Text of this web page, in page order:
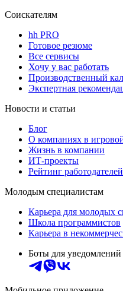
Соискателям
hh PRO
Готовое резюме
Все сервисы
Хочу у вас работать
Производственный
Экспертная
Новости и статьи
Блог
О компаниях в
Жизнь в компании
ИТ-проекты
Рейтинг
Молодым специалистам
Карьера для молодых
Школа программистов
Карьера в
Боты для уведомлений